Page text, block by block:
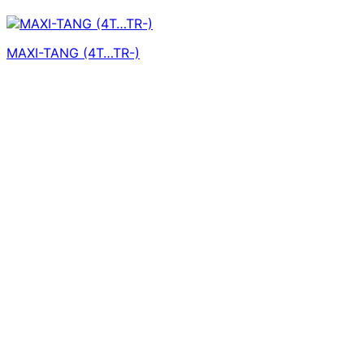
MAXI-TANG (4T…TR-)